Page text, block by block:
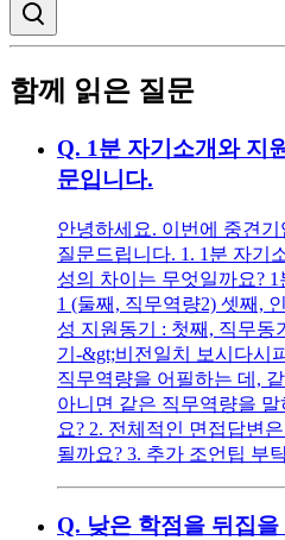
함께 읽은 질문
Q. 1분 자기소개와 지
문입니다.
안녕하세요. 이번에 중견
질문드립니다. 1. 1분 자기
성의 차이는 무엇일까요?
1 (둘째, 직무역량2) 셋째,
성 지원동기 : 첫째, 직무동
기-&gt;비전일치 보시다시
직무역량을 어필하는 데,
아니면 같은 직무역량을
요? 2. 전체적인 면접답변
될까요? 3. 추가 조언팁 부
Q. 낮은 학점을 뒤집